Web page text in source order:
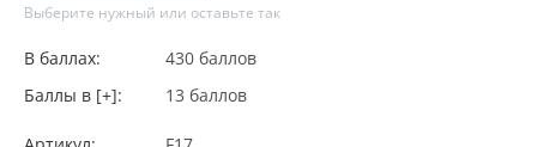
Выберите нужный или оставьте так
В баллах:
430 баллов
Баллы в [+]:
13 баллов